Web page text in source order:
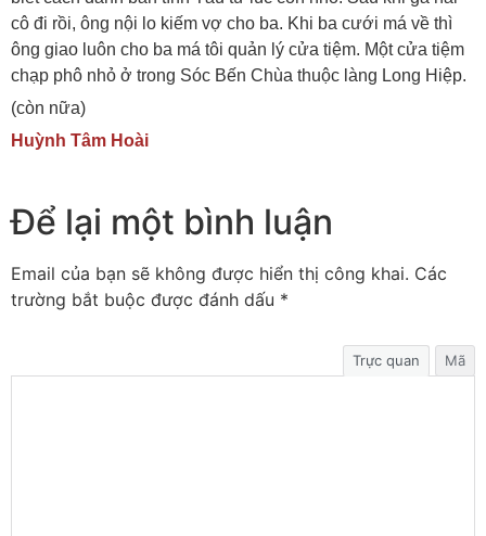
cô đi rồi, ông nội lo kiếm vợ cho ba. Khi ba cưới má về thì
ông giao luôn cho ba má tôi quản lý cửa tiệm. Một cửa tiệm
chạp phô nhỏ ở trong Sóc Bến Chùa thuộc làng Long Hiệp.
(còn nữa)
Huỳnh Tâm Hoài
Để lại một bình luận
Email của bạn sẽ không được hiển thị công khai. Các
trường bắt buộc được đánh dấu *
Trực quan Mã